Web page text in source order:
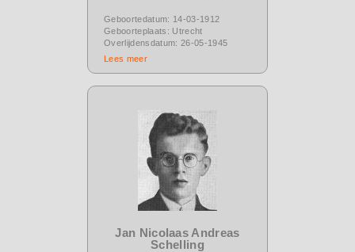
Geboortedatum: 14-03-1912
Geboorteplaats: Utrecht
Overlijdensdatum: 26-05-1945
Lees meer
Jan Nicolaas Andreas
Schelling